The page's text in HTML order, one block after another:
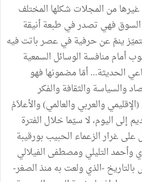
من المجلات شكلها المختلف
فهي تصدر في طبعة أنيقة
ينمّ عن حرفية في عصر باتت فيه
أمام منافسة الوسائل السمعية
الحديثة... أمّا مضمونها فهو
والسياسة والثقافة والفكر
والعربي والعالمي) والأعلاَمْ
إلى اليوم، لا سيّما خلال الفترة
على غرار الزعماء الحبيب بورقيبة
التليلي ومصطفى الفيلالي
بالتاريخ -الذي ولعت به منذ الصغر-